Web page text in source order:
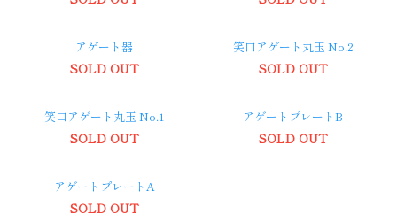
アゲート器
SOLD OUT
笑口アゲート丸玉 No.2
SOLD OUT
笑口アゲート丸玉 No.1
SOLD OUT
アゲートプレートB
SOLD OUT
アゲートプレートA
SOLD OUT